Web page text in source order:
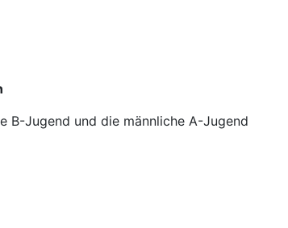
B-Jugend und die männliche A-Jugend